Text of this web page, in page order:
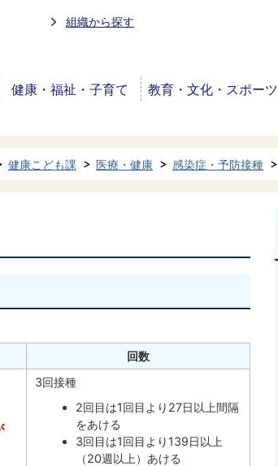
組織から探す
健康・福祉・子育て 教育・文化・スポーツ
健康こども課 医療・健康 感染症・予防接種
回数
3回接種
2回目は1回目より27日以上間隔
をあける
3回目は1回目より139日以上
（20週以上）あける